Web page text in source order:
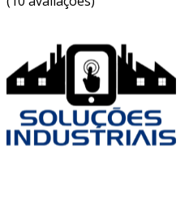
a piralux é uma empresa que
preferência no segmento pela
qualidade que comprova sua
o melhor aos clientes no